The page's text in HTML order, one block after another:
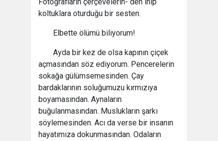
koltuklara oturduğu bir sesten.
Elbette ölümü biliyorum!
Ayda bir kez de olsa kapının çiçek
açmasından söz ediyorum. Pencerelerin
sokağa gülümsemesinden. Çay
bardaklarının soluğumuzu kırmızıya
boyamasından. Aynaların
buğulanmasından. Muslukların şarkı
söylemesinden. Acı da verse bir insanın
hayatımıza dokunmasından. Odaların